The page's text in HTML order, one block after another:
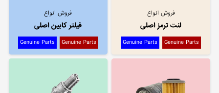
فروش انواع
لنت ترمز اصلی
Genuine Parts
Genuine Parts
فروش انواع
فیلتر کابین اصلی
Genuine Parts
Genuine Parts